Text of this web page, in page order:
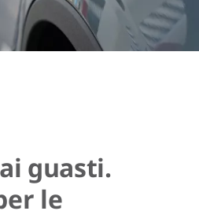
guasti.
le